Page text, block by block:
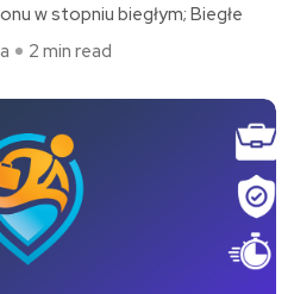
w stopniu biegłym; Biegłe
2 min read